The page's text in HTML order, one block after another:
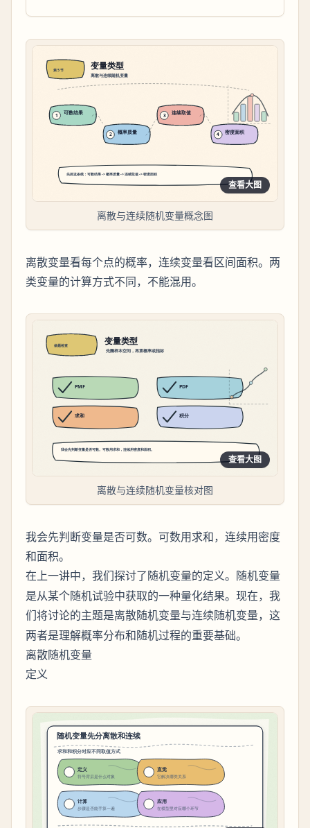
查看大图
离散与连续随机变量概念图
离散变量看每个点的概率，连续变量看区间面积。两
类变量的计算方式不同，不能混用。
查看大图
离散与连续随机变量核对图
我会先判断变量是否可数。可数用求和，连续用密度
和面积。
在上一讲中，我们探讨了 随机变量的定义。随机变量
是从某个随机试验中获取的一种量化结果。现在，我
们将讨论的主题是离散随机变量与连续随机变量，这
两者是理解概率分布和随机过程的重要基础。
离散随机变量
定义